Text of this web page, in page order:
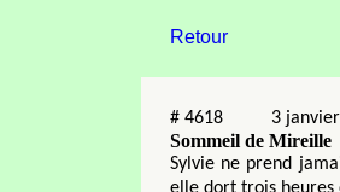
Retour
# 4618 3
Sommeil de Mireille
Sylvie ne prend